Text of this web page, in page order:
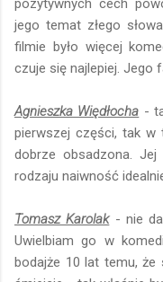
pozytywnych cech
jego temat złego
filmie było więcej
czuje się najlepiej. Jego
Agnieszka Więdłocha -
pierwszej części, tak w
dobrze obsadzona. Jej
rodzaju naiwność
Tomasz Karolak- nie
Uwielbiam go w
bodajże 10 lat temu, że